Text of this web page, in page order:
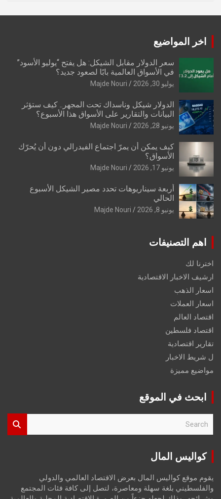
اخر المواضيع
سعر الدولار مقابل الشيكل: هل يفتح “يوليو الأسود”
في الأسواق العالمية بابًا لصعود جديد؟
يوليو 30, 2026 Majde Nouri
الدولار شيكل وناسداك تحت المجهر.. كيف ستؤثر
البيانات والتقارير على الأسواق هذا الأسبوع؟
يونيو 28, 2026 Majde Nouri
كيف يمكن أن يمرّ اجتماع الفيدرالي دون أن يُحرّك
الأسواق؟
يونيو 17, 2026 Majde Nouri
أربعة سيناريوهات تحدد مصير الشيكل الأسبوع
الحالي
يونيو 8, 2026 Majde Nouri
اهم التصنيفات
اخترنا لك
ارشيف الاخبار الاقتصادية
اسعار الذهب
اسعار العملات
اقتصاد العالم
اقتصاد فلسطين
تقارير اقتصادية
ل شريط الاخبار
مواضيع مميزة
ابحث في الموقع
r
كواليس المال
يقوم موقع كواليس المال بعرض الاقتصاد العالمي والدولي
والفلسطيني بلغة سهلة ومعاصرة، لتصل إلى كافة فئات المجتمع